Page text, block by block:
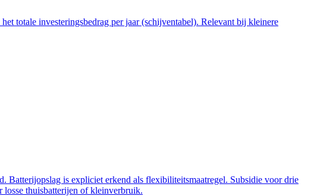
totale investeringsbedrag per jaar (schijventabel). Relevant bij kleinere
is expliciet erkend als flexibiliteitsmaatregel. Subsidie voor drie
losse thuisbatterijen of kleinverbruik.